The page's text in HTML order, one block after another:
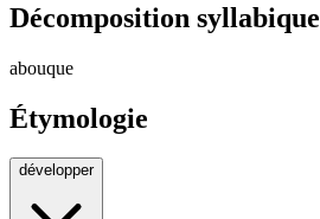
Décomposition syllabique
abouque
Étymologie
développer